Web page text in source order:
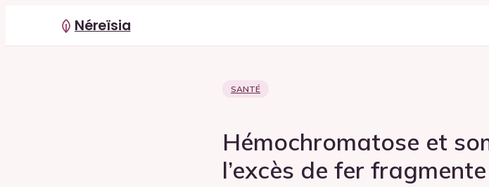
Néreïsia
SANTÉ
Hémochromatose et
l’excès de fer